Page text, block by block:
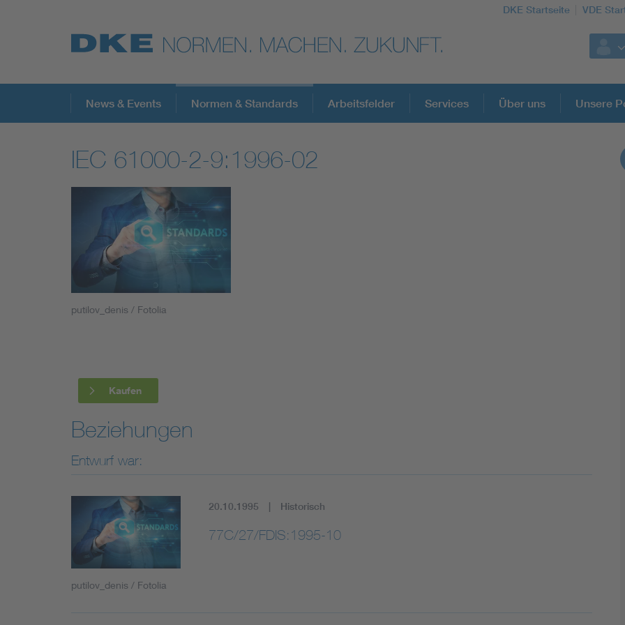
DKE Startseite VDE
Top-Themen
VDE Fokusthemen
Digital Security
Energy
Mobility
Smart Cities
DKE Fachinformationen im Kontext der
News & Events Normen & Standards Arbeitsfelder Services Über uns Unsere
IEC 61000-2-9:1996-02
putilov_denis / Fotolia
Kaufen
Beziehungen
Entwurf war:
putilov_denis / Fotolia
20.10.1995 Historisch
77C/27/FDIS:1995-10